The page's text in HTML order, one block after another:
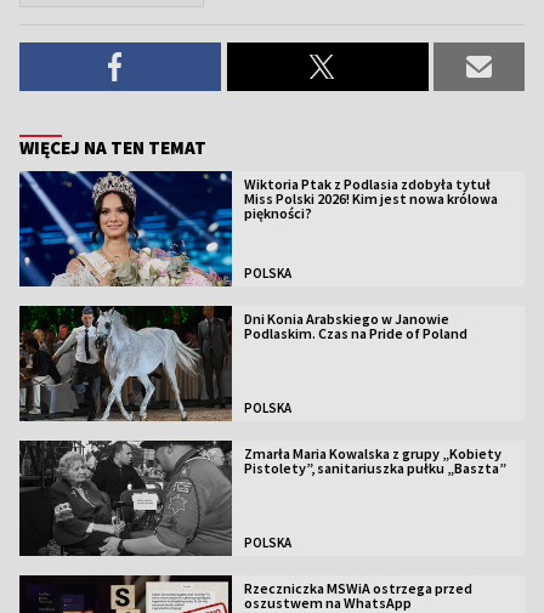
WIĘCEJ NA TEN TEMAT
Wiktoria Ptak z Podlasia zdobyła tytuł
Miss Polski 2026! Kim jest nowa królowa
piękności?
POLSKA
Dni Konia Arabskiego w Janowie
Podlaskim. Czas na Pride of Poland
POLSKA
Zmarła Maria Kowalska z grupy „Kobiety
Pistolety”, sanitariuszka pułku „Baszta”
POLSKA
Rzeczniczka MSWiA ostrzega przed
oszustwem na WhatsApp